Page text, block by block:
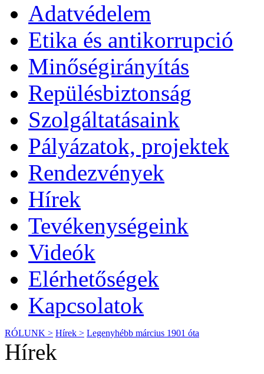
Adatvédelem
Etika és antikorrupció
Minőségirányítás
Repülésbiztonság
Szolgáltatásaink
Pályázatok, projektek
Rendezvények
Hírek
Tevékenységeink
Videók
Elérhetőségek
Kapcsolatok
RÓLUNK > Hírek > Legenyhébb március 1901 óta
Hírek